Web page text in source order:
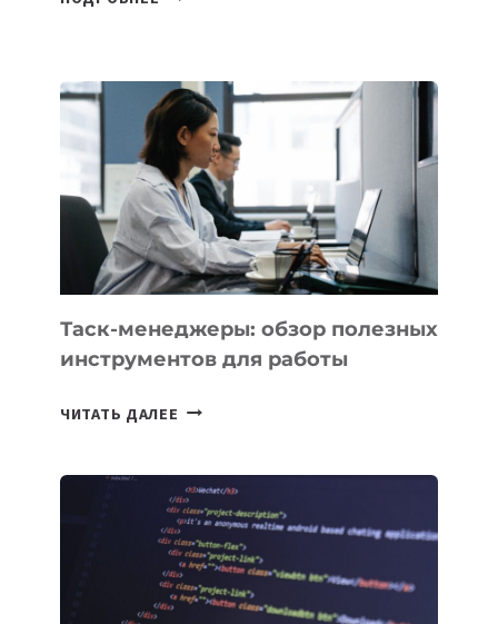
УСПЕШНО
ВЫВЕДЕН
ОРБИТУ
Таск-менеджеры: обзор полезных
инструментов для работы
ЧИТАТЬ ДАЛЕЕ ТАСК-
ПОЛЕЗНЫХ
ИНСТРУМЕНТОВ
ДЛЯ
РАБОТЫ